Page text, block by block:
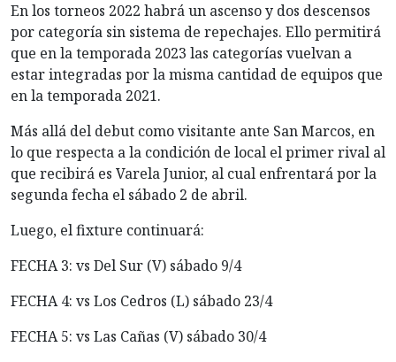
En los torneos 2022 habrá un ascenso y dos descensos
por categoría sin sistema de repechajes. Ello permitirá
que en la temporada 2023 las categorías vuelvan a
estar integradas por la misma cantidad de equipos que
en la temporada 2021.
Más allá del debut como visitante ante San Marcos, en
lo que respecta a la condición de local el primer rival al
que recibirá es Varela Junior, al cual enfrentará por la
segunda fecha el sábado 2 de abril.
Luego, el fixture continuará:
FECHA 3: vs Del Sur (V) sábado 9/4
FECHA 4: vs Los Cedros (L) sábado 23/4
FECHA 5: vs Las Cañas (V) sábado 30/4